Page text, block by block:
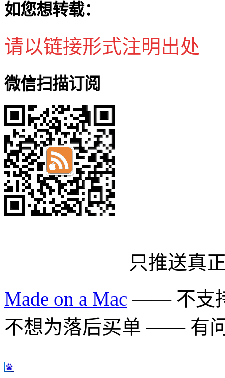
如您想转载：
请以链接形式注明出处
微信扫描订阅
只推送真
Made on a Mac —— 不支
不想为落后买单 —— 有